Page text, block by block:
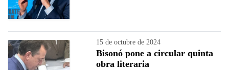
15 de octubre de 2024
Bisonó pone a circular quinta
obra literaria